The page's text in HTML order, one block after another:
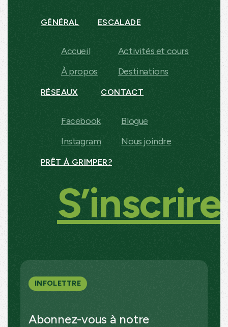
GÉNÉRAL
Accueil
À propos
ESCALADE
Activités et cours
Destinations
RÉSEAUX
Facebook
Instagram
CONTACT
Blogue
Nous joindre
PRÊT À GRIMPER?
S’inscrire
INFOLETTRE
Abonnez-vous à notre